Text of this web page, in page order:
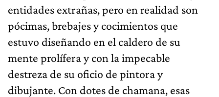
entidades extrañas, pero en realidad son
pócimas, brebajes y cocimientos que
estuvo diseñando en el caldero de su
mente prolífera y con la impecable
destreza de su oficio de pintora y
dibujante. Con dotes de chamana, esas